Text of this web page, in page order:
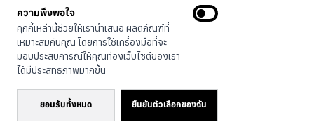
ความพึงพอใจ
คุกกี้เหล่านี้ช่วยให้เรานำเสนอ ผลิตภัณฑ์ที่
เหมาะสมกับคุณ โดยการใช้เครื่องมือที่จะ
มอบประสบการณ์ให้คุณท่องเว็บไซต์ของเรา
ได้มีประสิทธิภาพมากขึ้น
ยอมรับทั้งหมด ยืนยันตัวเลือกของฉัน
ประหยัดไป 200
🔥 ลด 200.- ขั้นต่ำ 1,000.- โค้ด:
EOSS200